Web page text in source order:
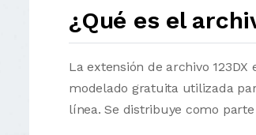
¿Qué es el
La extensión de archivo
modelado gratuita utilizada
línea. Se distribuye como